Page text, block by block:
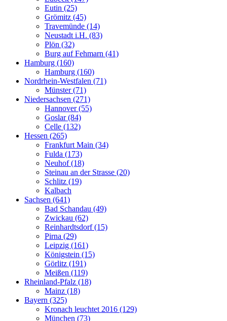
Eutin (25)
Grömitz (45)
Travemünde (14)
Neustadt i.H. (83)
Plön (32)
Burg auf Fehmarn (41)
Hamburg (160)
Hamburg (160)
Nordrhein-Westfalen (71)
Münster (71)
Niedersachsen (271)
Hannover (55)
Goslar (84)
Celle (132)
Hessen (265)
Frankfurt Main (34)
Fulda (173)
Neuhof (18)
Steinau an der Strasse (20)
Schlitz (19)
Kalbach
Sachsen (641)
Bad Schandau (49)
Zwickau (62)
Reinhardtsdorf (15)
Pirna (29)
Leipzig (161)
Königstein (15)
Görlitz (191)
Meißen (119)
Rheinland-Pfalz (18)
Mainz (18)
Bayern (325)
Kronach leuchtet 2016 (129)
München (73)